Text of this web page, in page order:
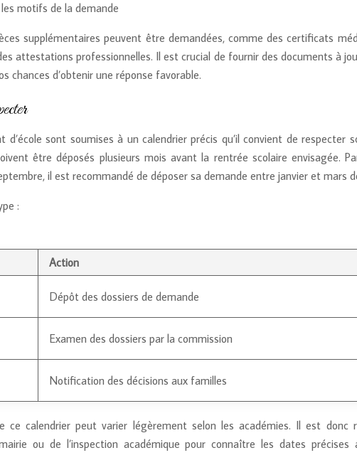
motifs de la demande
supplémentaires peuvent être demandées, comme des certificats
attestations professionnelles. Il est crucial de fournir des documents à
chances d’obtenir une réponse favorable.
d’école sont soumises à un calendrier précis qu’il convient de respecter
être déposés plusieurs mois avant la rentrée scolaire envisagée.
il est recommandé de déposer sa demande entre janvier et mars
:
Action
Dépôt des dossiers de demande
Examen des dossiers par la commission
Notification des décisions aux familles
calendrier peut varier légèrement selon les académies. Il est donc
ou de l’inspection académique pour connaître les dates précises